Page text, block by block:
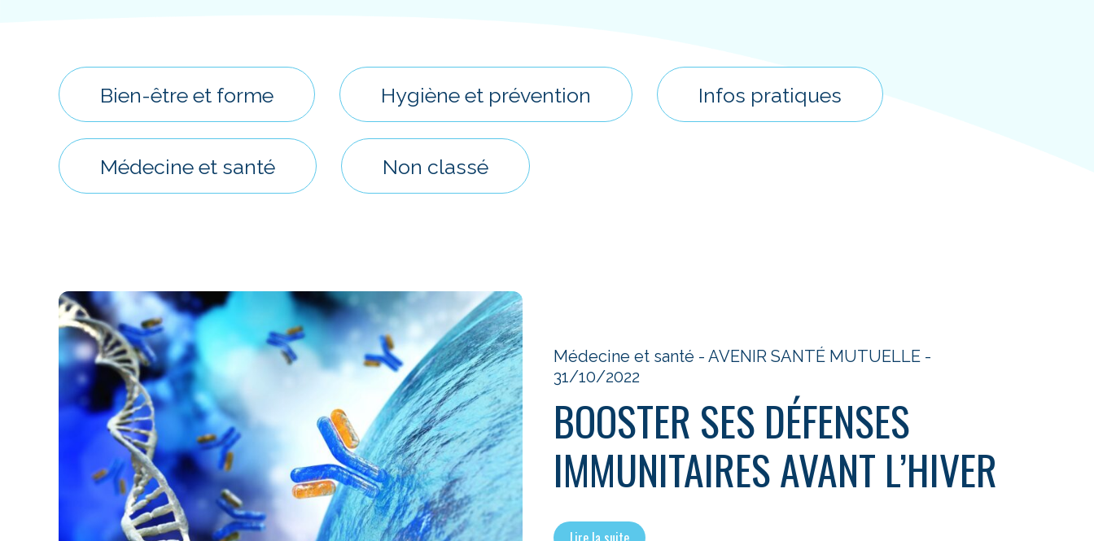
Bien-être et forme Hygiène et prévention Infos pratiques
Médecine et santé Non classé
Médecine et santé - AVENIR SANTÉ MUTUELLE -
31/10/2022
BOOSTER SES DÉFENSES
IMMUNITAIRES AVANT L’HIVER